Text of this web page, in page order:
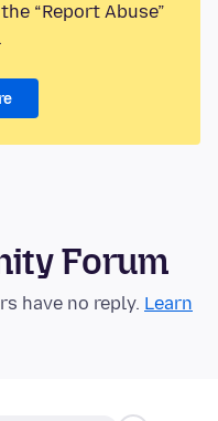
“Report Abuse”
Forum
have no reply. Learn